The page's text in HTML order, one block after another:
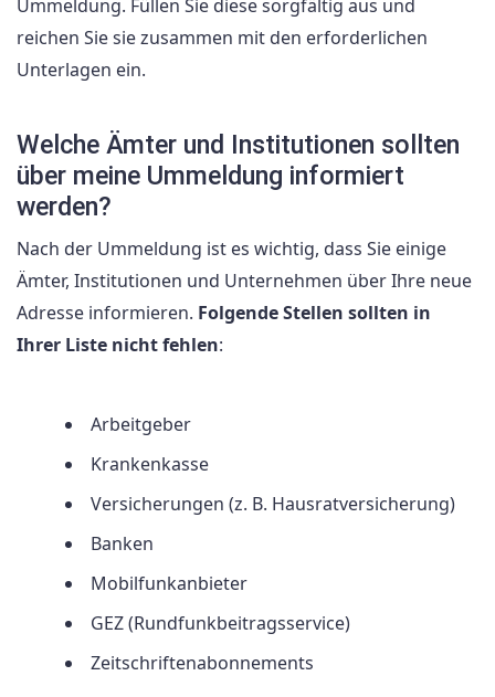
Ummeldung. Füllen Sie diese sorgfältig aus und
reichen Sie sie zusammen mit den erforderlichen
Unterlagen ein.
Welche Ämter und Institutionen sollten
über meine Ummeldung informiert
werden?
Nach der Ummeldung ist es wichtig, dass Sie einige
Ämter, Institutionen und Unternehmen über Ihre neue
Adresse informieren. Folgende Stellen sollten in
Ihrer Liste nicht fehlen:
Arbeitgeber
Krankenkasse
Versicherungen (z. B. Hausratversicherung)
Banken
Mobilfunkanbieter
GEZ (Rundfunkbeitragsservice)
Zeitschriftenabonnements